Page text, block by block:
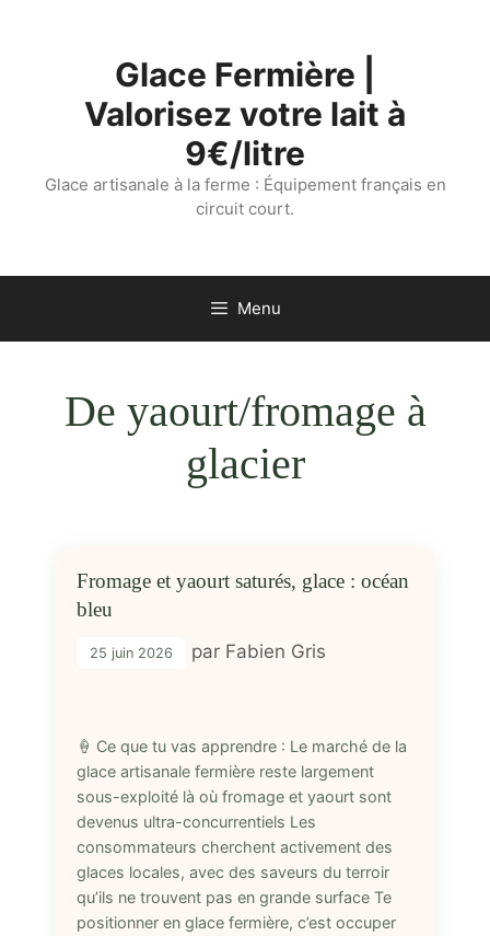
Glace Fermière |
Valorisez votre lait à
9€/litre
Glace artisanale à la ferme : Équipement français en
circuit court.
Menu
De yaourt/fromage à
glacier
Fromage et yaourt saturés, glace : océan
bleu
25 juin 2026 par Fabien Gris
🍦 Ce que tu vas apprendre : Le marché de la
glace artisanale fermière reste largement
sous-exploité là où fromage et yaourt sont
devenus ultra-concurrentiels Les
consommateurs cherchent activement des
glaces locales, avec des saveurs du terroir
qu’ils ne trouvent pas en grande surface Te
positionner en glace fermière, c’est occuper